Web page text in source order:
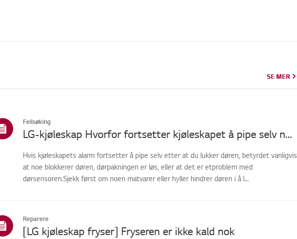
SE MER
Feilsøking
LG-kjøleskap Hvorfor fortsetter kjøleskapet å pipe selv når døren er lukket?
Hvis kjøleskapets alarm fortsetter å pipe selv etter at du lukker døren, betyrdet vanligvis
at noe blokkerer døren, dørpakningen er løs, eller at det er etproblem med
dørsensoren.Sjekk først om noen matvarer eller hyller hindrer døren i å l...
Reparere
[LG kjøleskap fryser] Fryseren er ikke kald nok
SE MER